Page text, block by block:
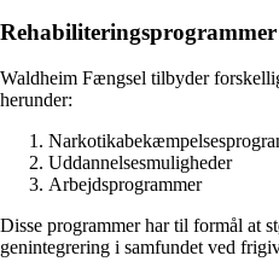
Rehabiliteringsprogrammer
Waldheim Fængsel tilbyder
herunder:
Uddannelsesmuligheder
Arbejdsprogrammer
Disse programmer har til formål at
genintegrering i samfundet ved